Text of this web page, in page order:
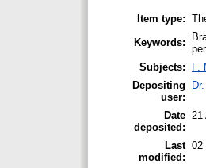
Item type:
Keywords:
Subjects:
F.
Depositing
user:
Date
deposited:
21
Last
modified:
02